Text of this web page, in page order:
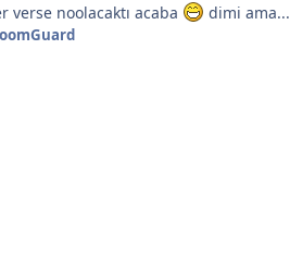
noolacaktı acaba dimi ama...